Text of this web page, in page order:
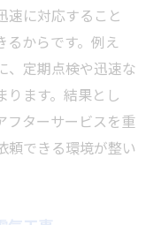
速に対応すること
るからです。例え
、定期点検や迅速な
ります。結果とし
フターサービスを重
頼できる環境が整い